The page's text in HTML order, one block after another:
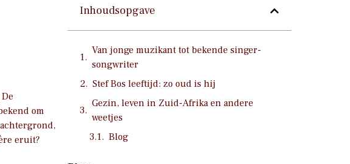
om
eruit?
Inhoudsopgave
Van jonge muzikant tot bekende singer-
songwriter
Stef Bos leeftijd: zo oud is hij
Gezin, leven in Zuid-Afrika en andere
weetjes
Blog